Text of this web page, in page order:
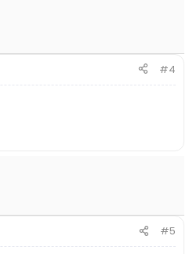
#4
#5